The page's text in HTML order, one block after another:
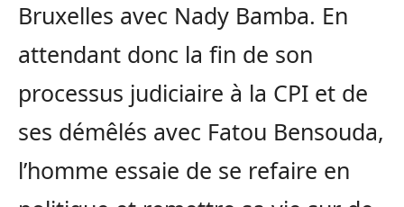
Bruxelles avec Nady Bamba. En
attendant donc la fin de son
processus judiciaire à la CPI et de
ses démêlés avec Fatou Bensouda,
l’homme essaie de se refaire en